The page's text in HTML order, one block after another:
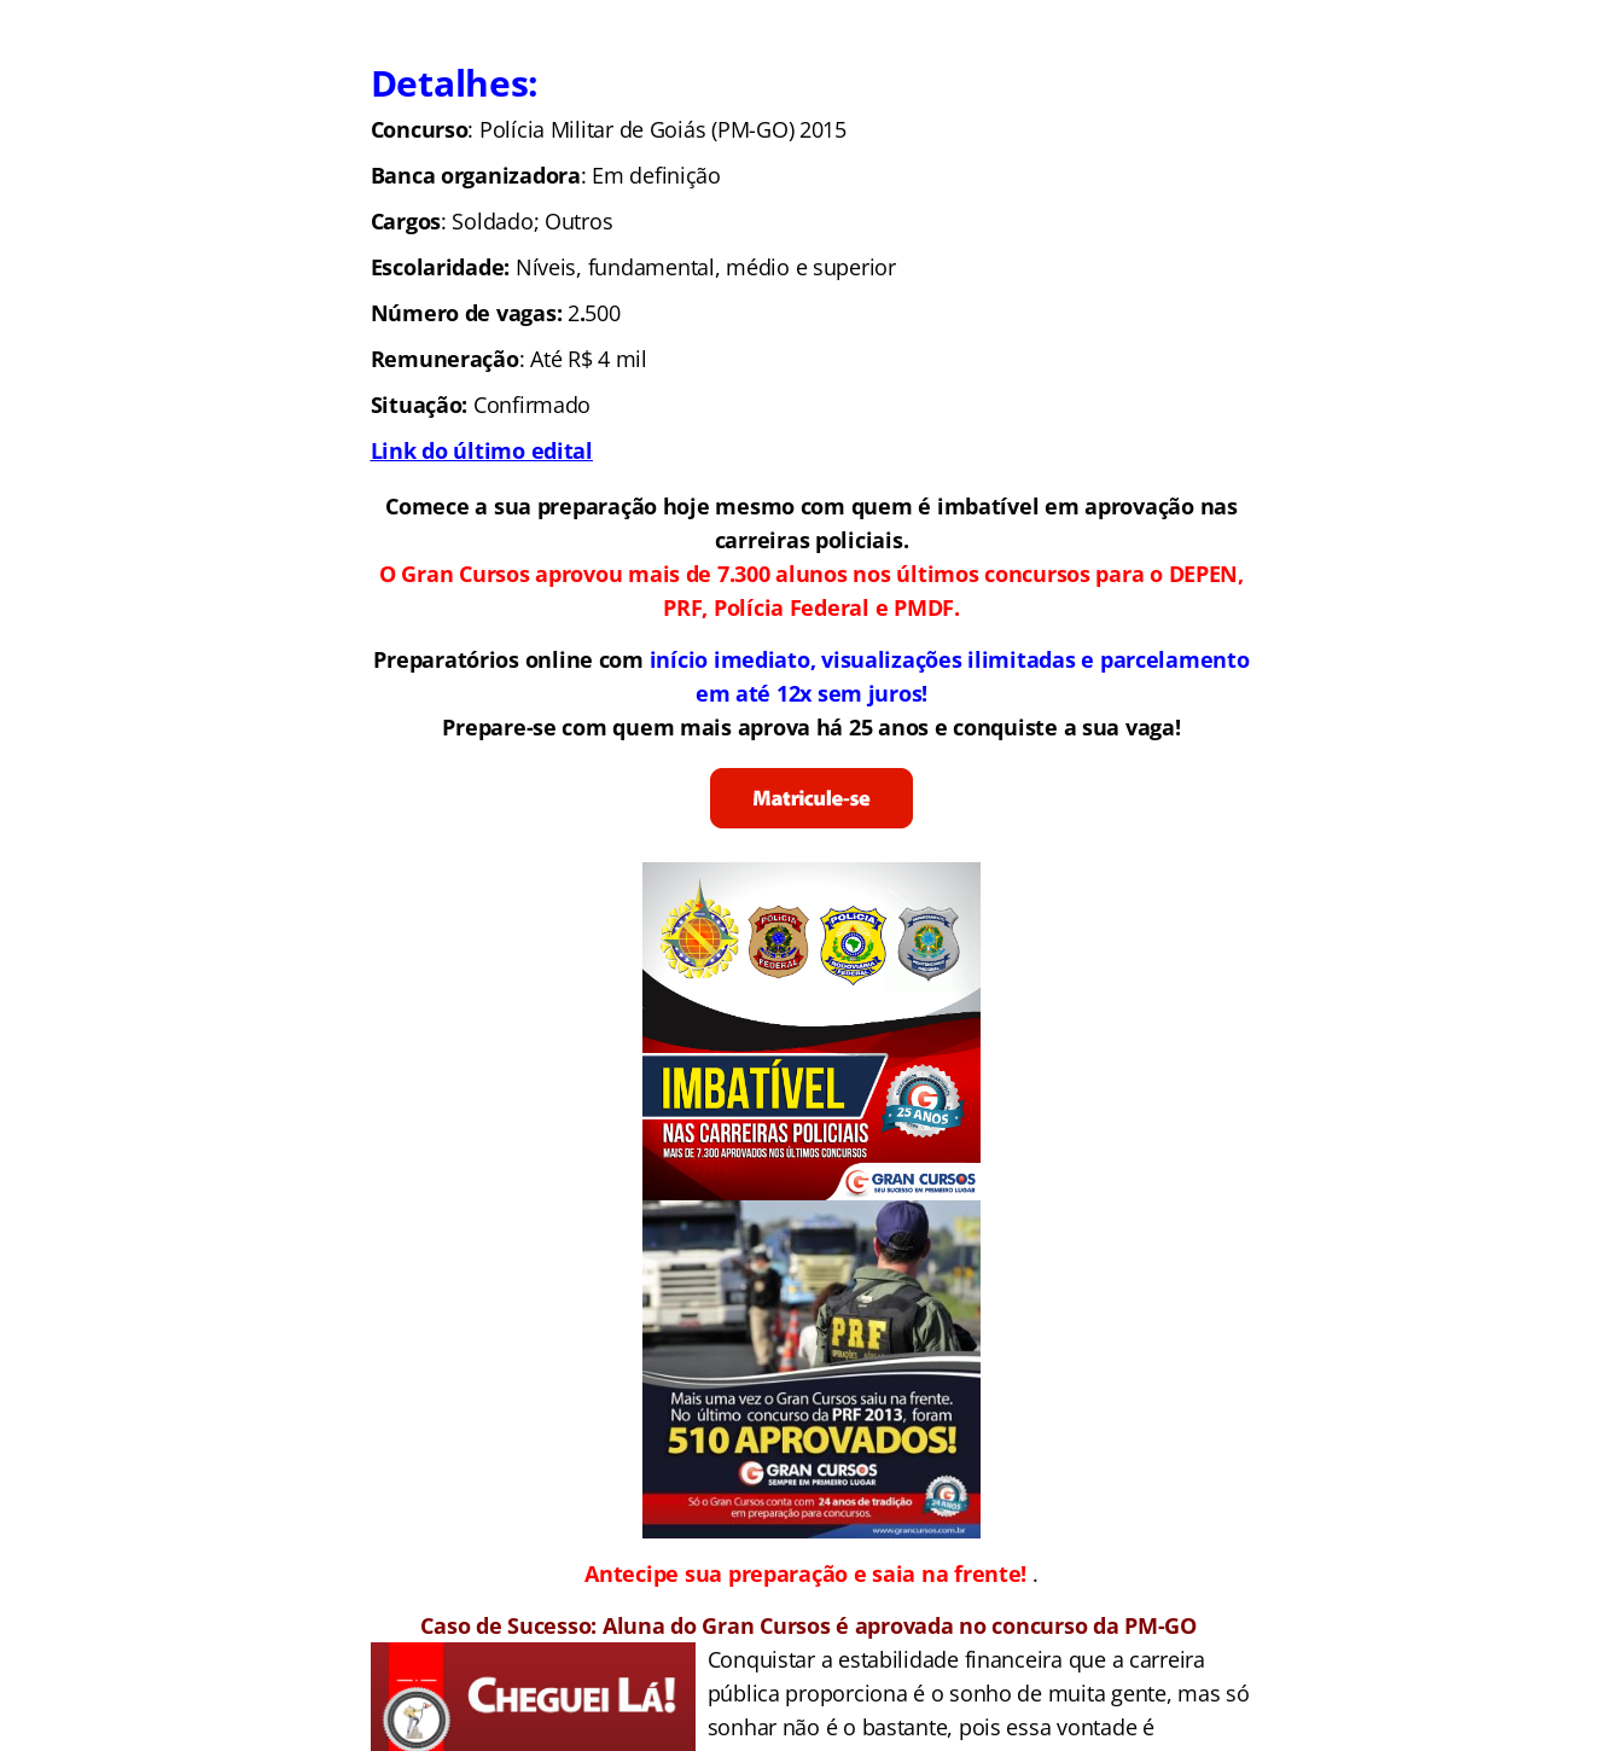
Detalhes:
Concurso: Polícia Militar de Goiás (PM-GO) 2015
Banca organizadora: Em definição
Cargos: Soldado; Outros
Escolaridade: Níveis, fundamental, médio e superior
Número de vagas:2.500
Remuneração: Até R$ 4 mil
Situação: Confirmado
Link do último edital
Comece a sua preparação hoje mesmo com quem é imbatível em aprovação nas
carreiras policiais.
O Gran Cursos aprovou mais de 7.300 alunos nos últimos concursos para o DEPEN,
PRF, Polícia Federal e PMDF.
Preparatórios online com início imediato, visualizações ilimitadas e parcelamento
em até 12x sem juros!
Prepare-se com quem mais aprova há 25 anos e conquiste a sua vaga!
Antecipe sua preparação e saia na frente! .
Caso de Sucesso: Aluna do Gran Cursos é aprovada no concurso da PM-GO
Conquistar a estabilidade financeira que a carreira
pública proporciona é o sonho de muita gente, mas só
sonhar não é o bastante, pois essa vontade é